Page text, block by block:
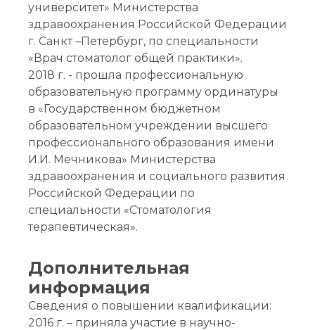
университет» Министерства
здравоохранения Российской Федерации
г. Санкт –Петербург, по специальности
«Врач стоматолог общей практики».
2018 г. - прошла профессиональную
образовательную программу ординатуры
в «Государственном бюджетном
образовательном учреждении высшего
профессионального образования имени
И.И. Мечникова» Министерства
здравоохранения и социального развития
Российской Федерации по
специальности «Стоматология
терапевтическая».
Дополнительная
информация
Сведения о повышении квалификации:
2016 г. – приняла участие в научно-